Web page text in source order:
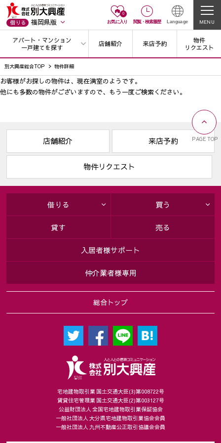
借りる 福岡県版
0
お気に入り 閲覧・ 検索履歴 Language MENU
アパート・マンション
一戸建てを探す
店舗紹介 来店予約
物件
リクエスト
別大興産総合TOP 物件詳細
お客様がお探しの物件は、現在満室のようです。
他にも多数の物件がございますので、 もう一度ご検索ください。
PAGE TOP
店舗紹介 来店予約
物件リクエスト
宅地建物取引業 国土交通大臣(3)第008722号
賃貸住宅管理業 国土交通大臣(2)第003127号
公益財団法人 全国宅地建物取引業保証協会
一般社団法人 大分県宅地建物取引業協会会員
一般社団法人 九州不動産公正取引協議会会員
総合トップ
借りる 買う
貸す 売る
入居者様サポート
仲介業者様専用